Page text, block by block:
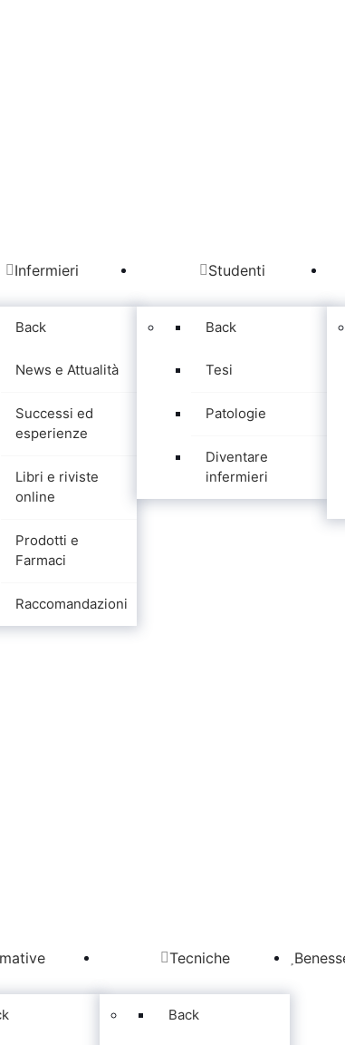
Infermieri
Back
News e Attualità
Successi ed
esperienze
Libri e riviste
online
Prodotti e
Farmaci
Raccomandazioni
Studenti
Back
Tesi
Patologie
Diventare
infermieri
Tecniche
Back